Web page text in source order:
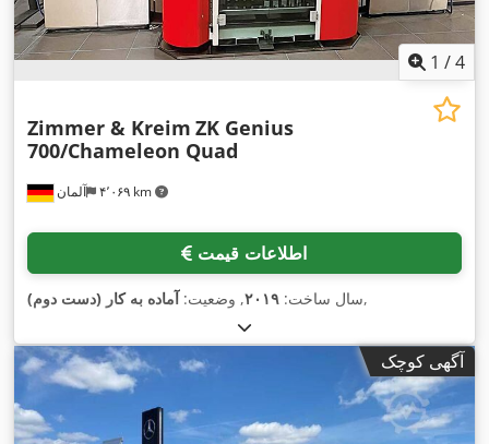
1 /4
آلمان ۴٬۰۶۹ km
Zimmer & Kreim ZK Genius
700/Chameleon Quad
اطلاعات قیمت
سال ساخت: ۲۰۱۹, وضعیت: آماده به کار (دست دوم) ,
آگهی کوچک